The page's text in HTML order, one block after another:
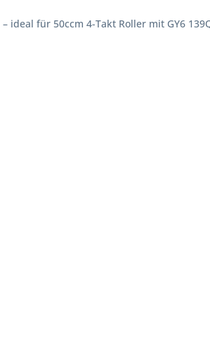
ideal für 50ccm 4-Takt Roller mit GY6